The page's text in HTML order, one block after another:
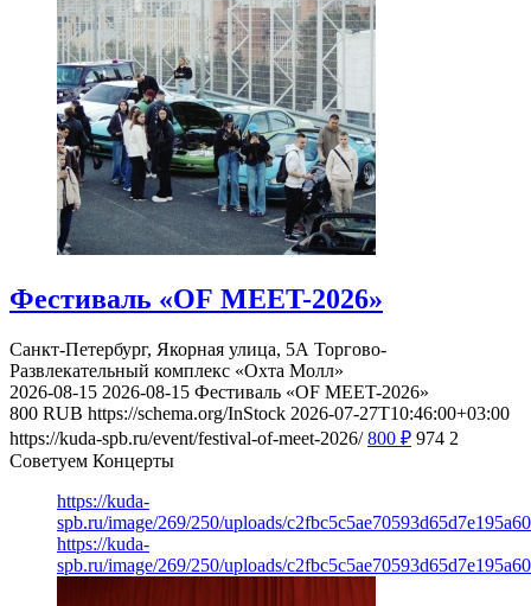
Фестиваль «OF MEET-2026»
Санкт-Петербург, Якорная улица, 5А Торгово-
Развлекательный комплекс «Охта Молл»
2026-08-15 2026-08-15 Фестиваль «OF MEET-2026»
800 RUB https://schema.org/InStock 2026-07-27T10:46:00+03:00
https://kuda-spb.ru/event/festival-of-meet-2026/ 800 ₽ 974 2
Советуем Концерты
https://kuda-
spb.ru/image/269/250/uploads/
https://kuda-
spb.ru/image/269/250/uploads/